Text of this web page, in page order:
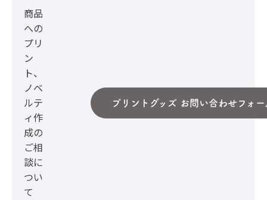
商品
への
プリ
ン
ト、
ノベ
ルテ
ィ作
成の
ご相
談に
つい
て
プリントグッズ お問い合わせフォー